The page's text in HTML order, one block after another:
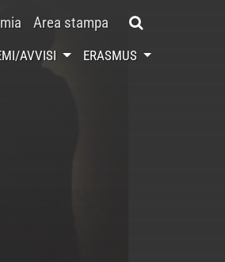
Area stampa
AVVISI ERASMUS